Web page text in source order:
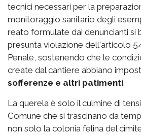
tecnici necessari per la
monitoraggio sanitario degli
reato formulate dai denuncianti si
presunta violazione dell'articolo
Penale, sostenendo che le
create dal cantiere abbiano
sofferenze e altri patimenti.
La querela è solo il culmine di
Comune che si trascinano da
non solo la colonia felina del